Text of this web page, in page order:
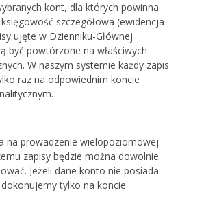
kont, dla których powinna
szczegółowa (ewidencja
ujęte w Dzienniku-Głównej
być powtórzone na właściwych
W naszym systemie każdy zapis
raz na odpowiednim koncie
na prowadzenie wielopoziomowej
zapisy będzie można dowolnie
Jeżeli dane konto nie posiada
tylko na koncie